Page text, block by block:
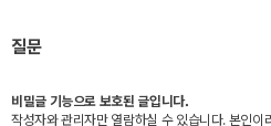
질문
비밀글 기능으로 보호된 글입니다.
작성자와 관리자만 열람하실 수 있습니다. 본인이